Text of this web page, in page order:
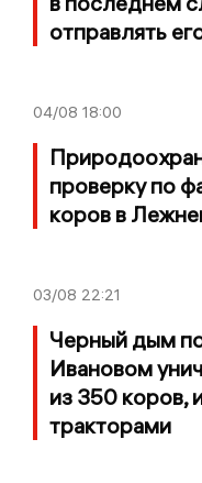
отправлять
04/08 18:00
проверку по
коров в
03/08 22:21
Черный дым
Ивановом
из 350 коров,
тракторами